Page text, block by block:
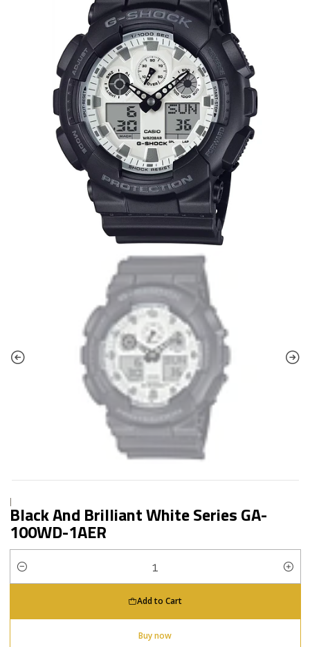
|
Black And Brilliant White Series GA-
100WD-1AER
Quantity
Add to Cart
Buy now